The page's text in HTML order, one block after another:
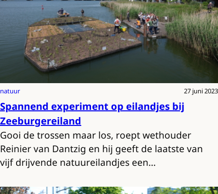
natuur 27 juni 2023
Spannend experiment op eilandjes bij
Zeeburgereiland
Gooi de trossen maar los, roept wethouder
Reinier van Dantzig en hij geeft de laatste van
vijf drijvende natuureilandjes een…